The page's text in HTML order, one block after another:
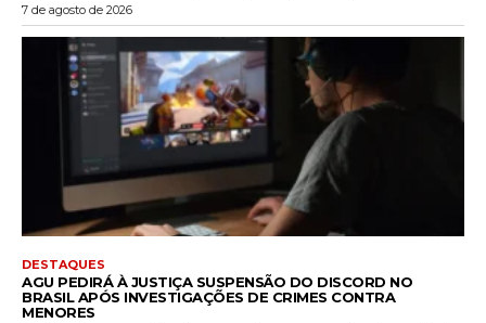
7 de agosto de 2026
DESTAQUES
AGU PEDIRÁ À JUSTIÇA SUSPENSÃO DO DISCORD NO
BRASIL APÓS INVESTIGAÇÕES DE CRIMES CONTRA
MENORES